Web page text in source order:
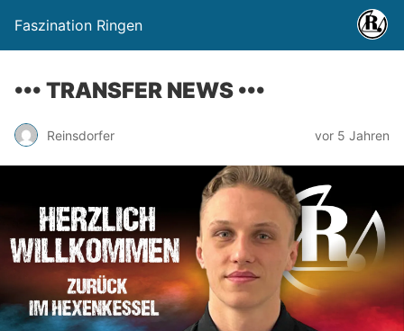
Faszination Ringen
••• TRANSFER NEWS •••
Reinsdorfer vor 5 Jahren